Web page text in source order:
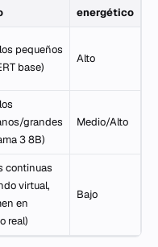
energético
pequeños
base)
Alto
grandes
3 8B)
Medio/Alto
continuas
virtual,
en
real)
Bajo